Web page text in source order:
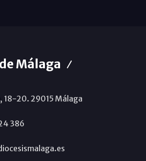
Málaga
18-20. 29015 Málaga
386